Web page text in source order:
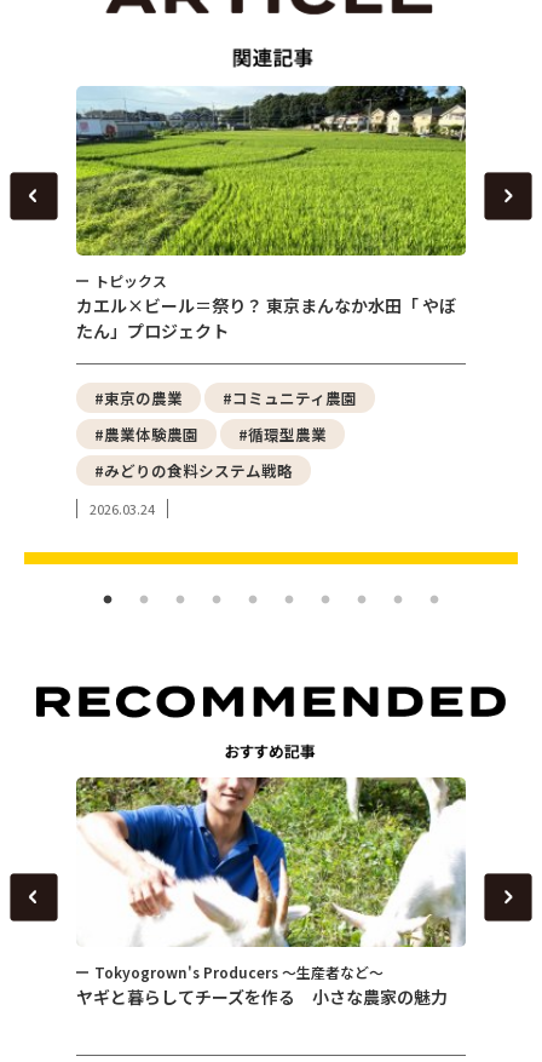
トピックス
カエル×ビール＝祭り？ 東京まんなか水田「 やぼ
たん」プロジェクト
#東京の農業
#コミュニティ農園
#農業体験農園
#循環型農業
#みどりの食料システム戦略
2026.03.24
Tokyogrown's Producers ～生産者など～
ヤギと暮らしてチーズを作る 小さな農家の魅力